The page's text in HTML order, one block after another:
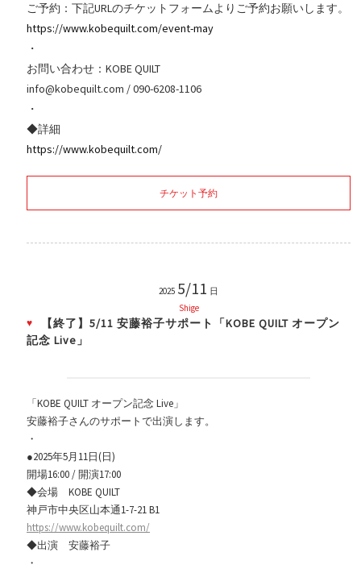
ご予約：下記URLのチケットフォームよりご予約お願いします。
https://www.kobequilt.com/event-may
・
お問い合わせ：KOBE QUILT
info@kobequilt.com / 090-6208-1106
・
◆詳細
https://www.kobequilt.com/
チケット予約
2025 5/11 日
Shige
【終了】5/11 安藤裕子サポート「KOBE QUILT オープン
記念 Live」
「KOBE QUILT オープン記念 Live」
安藤裕子さんのサポートで出演します。
・
●2025年5月11日(日)
開場16:00 / 開演17:00
◆会場 KOBE QUILT
神戸市中央区山本通1-7-21 B1
https://www.kobequilt.com/
◆出演 安藤裕子
・